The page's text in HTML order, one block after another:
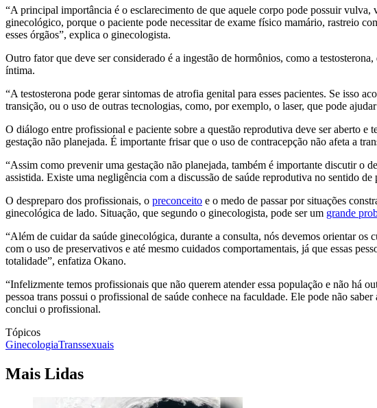
“A principal importância é o esclarecimento de que aquele corpo pode possuir vulva,
ginecológico, porque o paciente pode necessitar de exame físico mamário, rastreio
esses órgãos”, explica o ginecologista.
Outro fator que deve ser considerado é a ingestão de hormônios, como a
íntima.
“A testosterona pode gerar sintomas de atrofia genital para esses pacientes. Se isso
transição, ou o uso de outras tecnologias, como, por exemplo, o laser, que pode
O diálogo entre profissional e paciente sobre a questão reprodutiva deve ser aberto
gestação não planejada. É importante frisar que o uso de contracepção não afeta a
“Assim como prevenir uma gestação não planejada, também é importante discutir o
assistida. Existe uma negligência com a discussão de saúde reprodutiva no sentido
O despreparo dos profissionais, o preconceito e o medo de passar por situações
ginecológica de lado. Situação, que segundo o ginecologista, pode ser um grande
“Além de cuidar da saúde ginecológica, durante a consulta, nós devemos orientar
com o uso de preservativos e até mesmo cuidados comportamentais, já que essas
totalidade”, enfatiza Okano.
“Infelizmente temos profissionais que não querem atender essa população e não há
pessoa trans possui o profissional de saúde conhece na faculdade. Ele pode não
conclui o profissional.
Tópicos
GinecologiaTranssexuais
Mais Lidas